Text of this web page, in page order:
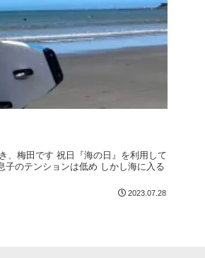
梅田です 祝日『海の日』を利用して
のテンションは低め しかし海に入る
2023.07.28